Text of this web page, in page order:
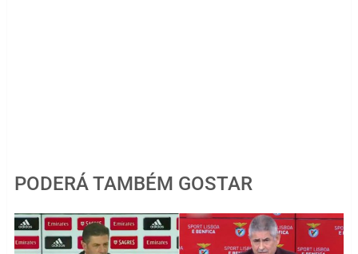
PODERÁ TAMBÉM GOSTAR